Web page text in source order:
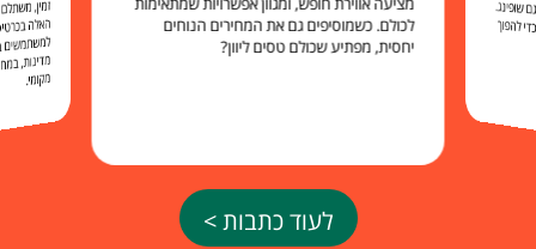
שופינג.
להפוך לכולם. כשמוסיפים גם את המחירים הנוחים
יחסית, מפתיע שכולם טסים ליוון?
מקומי.
לעוד כתבות >